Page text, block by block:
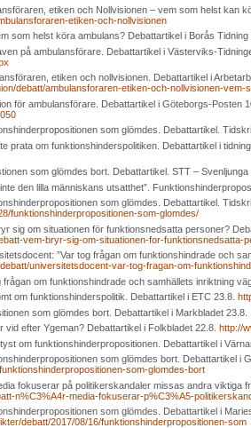
etiken och Nollvisionen – vem som helst kan
etiken-och-nollvisionen
som helst köra ambulans? Debattartikel i Borås
på ambulansförare. Debattartikel i Västerviks-
etiken och nollvisionen. Debattartikel i
debatt/ambulansforaren-etiken-och-nollvisionen-
för ambulansförare. Debattartikel i Göteborgs-Posten
som glömdes. Debattartikel.
prata om funktionshinderspolitiken. Debattartikel i
som glömdes bort. Debattartikel. STT –
den lilla människans utsatthet”.
som glömdes. Debattartikel.
funktionshinderpropositionen-som-glomdes/
sig om situationen för funktionsnedsatta personer?
vem-bryr-sig-om-situationen-for-funktionsnedsatta-
”Var tog frågan om funktionshindrade och
universitetsdocent-var-tog-fragan-om-
om funktionshindrade och samhällets inriktning
om funktionshinderspolitik. Debattartikel i ETC 23.8.
som glömdes bort. Debattartikel i Markbladet 23.8.
vid efter Ygeman? Debattartikel i Folkbladet 22.8. http://
om funktionshinderpropositionen. Debattartikel i
som glömdes bort. Debattartikel i
som-glomdes-bort
fokuserar på politikerskandaler missas andra viktiga
n%C3%A4r-media-fokuserar-p%C3%A5-
som glömdes. Debattartikel i
debatt/2017/08/16/funktionshinderpropositionen-som